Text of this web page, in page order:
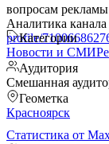
вопросам
Аналитика канала
profile/
Категории
Новости и СМИ
Аудитория
Смешанная
Геометка
Красноярск
Статистика от